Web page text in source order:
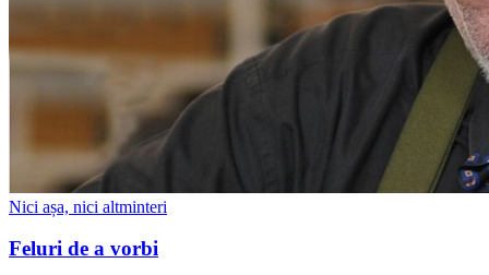
Nici așa, nici altminteri
Feluri de a vorbi